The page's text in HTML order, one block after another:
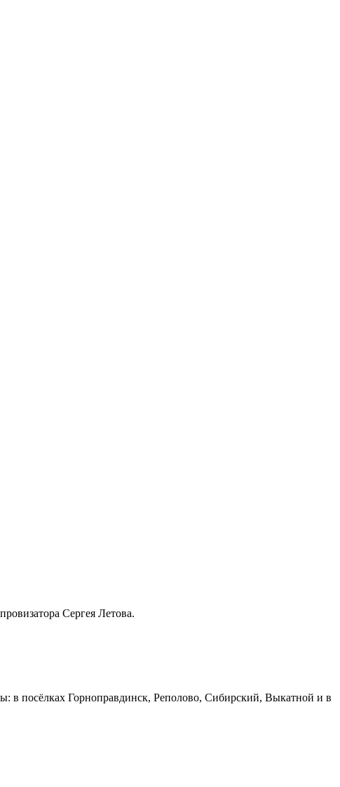
Сергея Летова.
в посёлках Горноправдинск, Реполово, Сибирский, Выкатной и в